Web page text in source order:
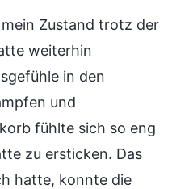
Zustand trotz der
weiterhin
in den
und
fühlte sich so eng
zu ersticken. Das
hatte, konnte die